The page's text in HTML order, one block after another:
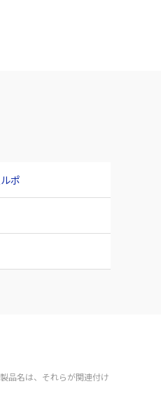
ポ
品名は、それらが関連付け